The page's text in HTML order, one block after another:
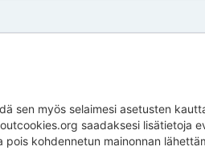
sen myös selaimesi asetusten
saadaksesi lisätietoja
pois kohdennetun mainonnan